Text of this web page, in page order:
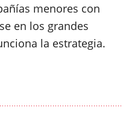
menores con
en los grandes
la estrategia.